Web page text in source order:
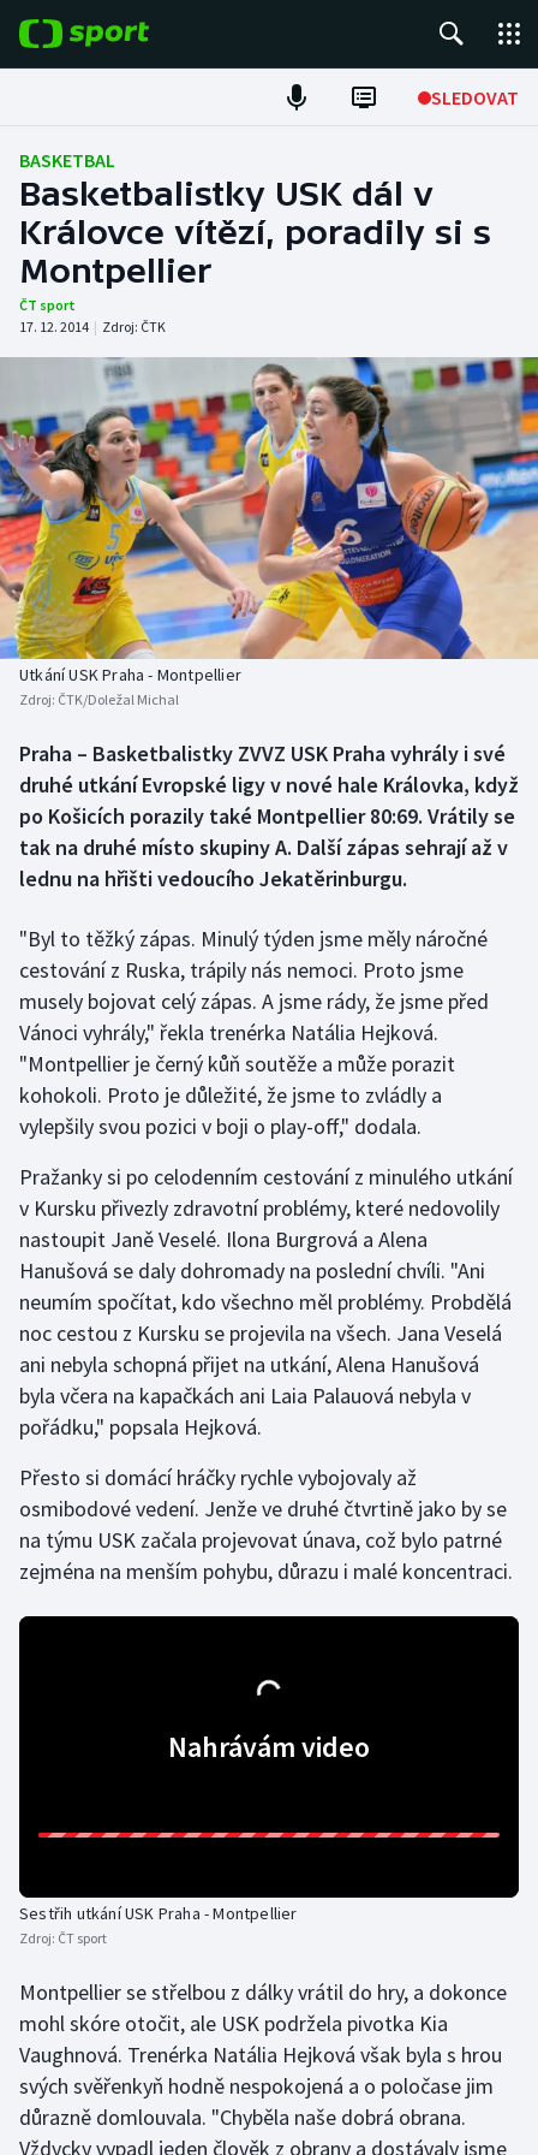
SLEDOVAT
Fotbal
Hokej
Tenis
Atletika
Cyklistika
DALŠÍ SPORTY
Americký fotbal
Baseball a softbal
Basketbal
Biatlon
Box
Curling
Florbal
Futsal
Golf
Gymnastika
Házená
Jezdectví
Judo
Krasobruslení
Lezení
Lyže a snowboard
Moderní pětiboj
Rychlobruslení
Rychlostní kanoistika
Short track
Sportovní střelba
NEPŘEHLÉDNĚTE
Soutěže
Historické návraty
Aplikace ČT sport
BASKETBAL
Basketbalistky USK dál v
Královce vítězí, poradily si s
Montpellier
ČT sport
17. 12. 2014 | Zdroj: ČTK
Utkání USK Praha - Montpellier
Zdroj: ČTK/Doležal Michal
Praha – Basketbalistky ZVVZ USK Praha vyhrály i své
druhé utkání Evropské ligy v nové hale Královka, když
po Košicích porazily také Montpellier 80:69. Vrátily se
tak na druhé místo skupiny A. Další zápas sehrají až v
lednu na hřišti vedoucího Jekatěrinburgu.
"Byl to těžký zápas. Minulý týden jsme měly náročné
cestování z Ruska, trápily nás nemoci. Proto jsme
musely bojovat celý zápas. A jsme rády, že jsme před
Vánoci vyhrály," řekla trenérka Natália Hejková.
"Montpellier je černý kůň soutěže a může porazit
kohokoli. Proto je důležité, že jsme to zvládly a
vylepšily svou pozici v boji o play-off," dodala.
Pražanky si po celodenním cestování z minulého utkání
v Kursku přivezly zdravotní problémy, které nedovolily
nastoupit Janě Veselé. Ilona Burgrová a Alena
Hanušová se daly dohromady na poslední chvíli. "Ani
neumím spočítat, kdo všechno měl problémy. Probdělá
noc cestou z Kursku se projevila na všech. Jana Veselá
ani nebyla schopná přijet na utkání, Alena Hanušová
byla včera na kapačkách ani Laia Palauová nebyla v
pořádku," popsala Hejková.
Přesto si domácí hráčky rychle vybojovaly až
osmibodové vedení. Jenže ve druhé čtvrtině jako by se
na týmu USK začala projevovat únava, což bylo patrné
zejména na menším pohybu, důrazu i malé koncentraci.
Nahrávám video
Sestřih utkání USK Praha - Montpellier
Zdroj: ČT sport
Montpellier se střelbou z dálky vrátil do hry, a dokonce
mohl skóre otočit, ale USK podržela pivotka Kia
Vaughnová. Trenérka Natália Hejková však byla s hrou
svých svěřenkyň hodně nespokojená a o poločase jim
důrazně domlouvala. "Chyběla naše dobrá obrana.
Vždycky vypadl jeden člověk z obrany a dostávaly jsme